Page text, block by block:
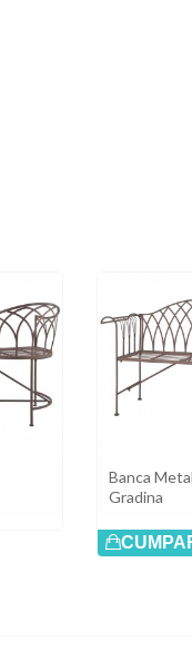
Banca
Gradina